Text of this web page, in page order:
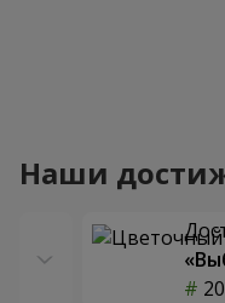
Наши